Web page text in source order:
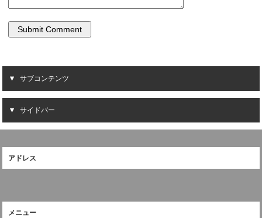
サブコンテンツ
サイドバー
アドレス
メニュー